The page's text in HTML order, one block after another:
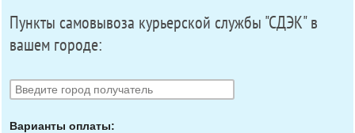
Пункты самовывоза курьерской службы "СДЭК" в
вашем городе:
Варианты оплаты: